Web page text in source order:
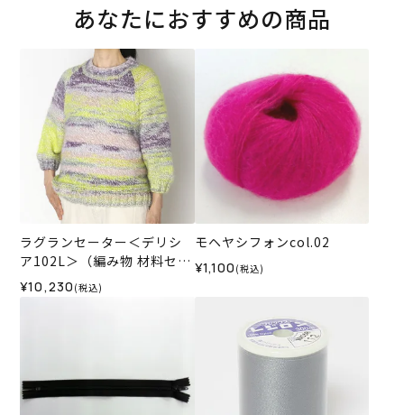
あなたにおすすめの商品
ラグランセーター＜デリシ
ア102L＞（編み物 材料セッ
ト）
¥10,230 (税込)
モヘヤシフォンcol.02
¥1,100 (税込)